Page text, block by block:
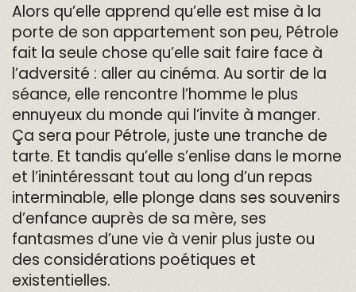
Alors qu’elle apprend qu’elle est mise à la
porte de son appartement son peu, Pétrole
fait la seule chose qu’elle sait faire face à
l’adversité : aller au cinéma. Au sortir de la
séance, elle rencontre l’homme le plus
ennuyeux du monde qui l’invite à manger.
Ça sera pour Pétrole, juste une tranche de
tarte. Et tandis qu’elle s’enlise dans le morne
et l’inintéressant tout au long d’un repas
interminable, elle plonge dans ses souvenirs
d’enfance auprès de sa mère, ses
fantasmes d’une vie à venir plus juste ou
des considérations poétiques et
existentielles.